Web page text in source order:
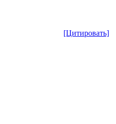
[Цитировать]